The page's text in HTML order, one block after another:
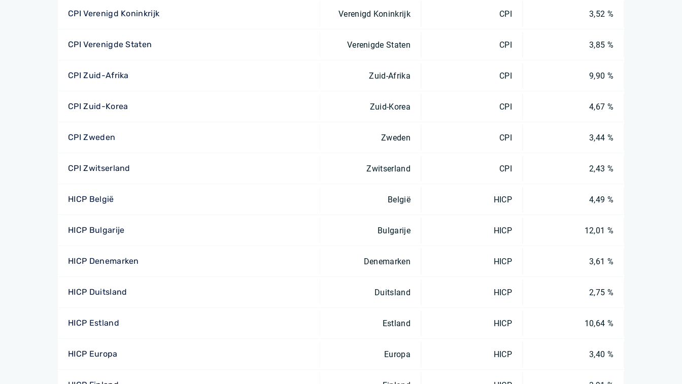
CPI Verenigd Koninkrijk Verenigd Koninkrijk CPI 3,52 %
CPI Verenigde Staten Verenigde Staten CPI 3,85 %
CPI Zuid-Afrika Zuid-Afrika CPI 9,90 %
CPI Zuid-Korea Zuid-Korea CPI 4,67 %
CPI Zweden Zweden CPI 3,44 %
CPI Zwitserland Zwitserland CPI 2,43 %
HICP België België HICP 4,49 %
HICP Bulgarije Bulgarije HICP 12,01 %
HICP Denemarken Denemarken HICP 3,61 %
HICP Duitsland Duitsland HICP 2,75 %
HICP Estland Estland HICP 10,64 %
HICP Europa Europa HICP 3,40 %